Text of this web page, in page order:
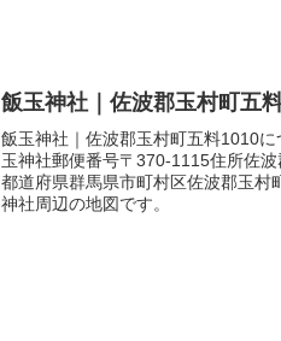
飯玉神社｜佐波郡玉村町五
飯玉神社｜佐波郡玉村町五料1010
玉神社郵便番号〒370-1115住所佐
都道府県群馬県市町村区佐波郡玉村
神社周辺の地図です。